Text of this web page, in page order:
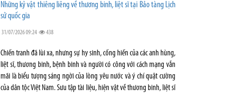
Những kỷ vật thiêng liêng về thương binh, liệt sĩ tại Bảo tàng Lịch
sử quốc gia
31/07/2026 09:24 438
Chiến tranh đã lùi xa, nhưng sự hy sinh, cống hiến của các anh hùng,
liệt sĩ, thương binh, bệnh binh và người có công với cách mạng vẫn
mãi là biểu tượng sáng ngời của lòng yêu nước và ý chí quật cường
của dân tộc Việt Nam. Sưu tập tài liệu, hiện vật về thương binh, liệt sĩ